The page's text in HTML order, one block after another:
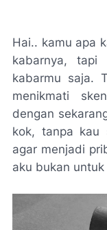
Hai.. kamu apa
kabarnya,
kabarmu saja.
menikmati
dengan
kok, tanpa kau
agar menjadi
aku bukan